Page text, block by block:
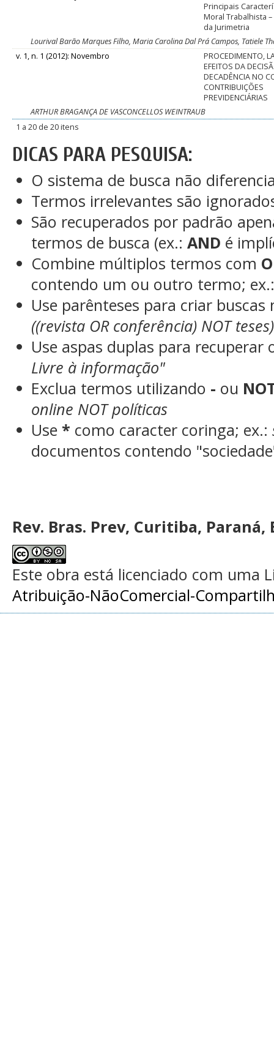
Principais
Moral Trabalhista
da Jurimetria
Lourival Barão Marques Filho, Maria Carolina Dal Prá Campos, Tatiele
v. 1, n. 1 (2012): Novembro
PROCEDIMENTO,
EFEITOS DA
DECADÊNCIA NO
CONTRIBUIÇÕES
PREVIDENCIÁRIAS
ARTHUR BRAGANÇA DE VASCONCELLOS WEINTRAUB
1 a 20 de 20 itens
DICAS PARA PESQUISA:
O sistema de busca não
Termos irrelevantes são
São recuperados por padrão
termos de busca (ex.:AND é
Combine múltiplos termos com
contendo um ou outro termo;
Use parênteses para criar
((revista OR conferência) NOT teses)
Use aspas duplas para
Livre à informação"
Exclua termos utilizando - ou
online NOT políticas
Use * como caracter coringa; ex.:
documentos contendo
Rev. Bras. Prev, Curitiba, Paraná,
Este obra está licenciado com uma
Atribuição-NãoComercial-